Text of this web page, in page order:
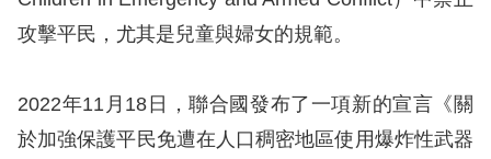
約
情
申
攻擊平民，尤其是兒童與婦女的規範。
2022年11月18日，聯合國發布了一項新的宣言《關
於加強保護平民免遭在人口稠密地區使用爆炸性武器